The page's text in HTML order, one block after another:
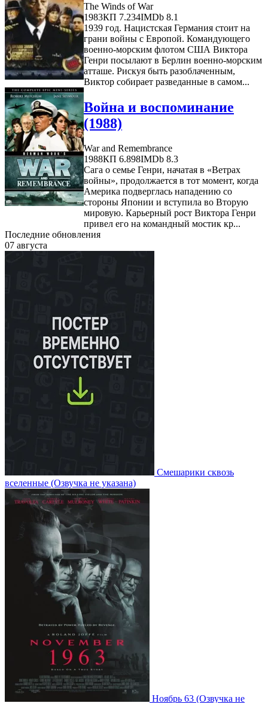
The Winds of War
1983КП 7.234IMDb 8.1
1939 год. Нацистская Германия стоит на
грани войны с Европой. Командующего
военно-морским флотом США Виктора
Генри посылают в Берлин военно-морским
атташе. Рискуя быть разоблаченным,
Виктор собирает разведанные в самом...
Война и воспоминание
(1988)
War and Remembrance
1988КП 6.898IMDb 8.3
Сага о семье Генри, начатая в «Ветрах
войны», продолжается в тот момент, когда
Америка подверглась нападению со
стороны Японии и вступила во Вторую
мировую. Карьерный рост Виктора Генри
привел его на командный мостик кр...
Последние обновления
07 августа
Смешарики сквозь
вселенные (Озвучка не указана)
Ноябрь 63 (Озвучка не